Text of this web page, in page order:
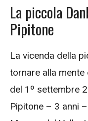
La piccola
Pipitone
La vicenda della
tornare alla
del 1º settembre
Pipitone – 3 anni